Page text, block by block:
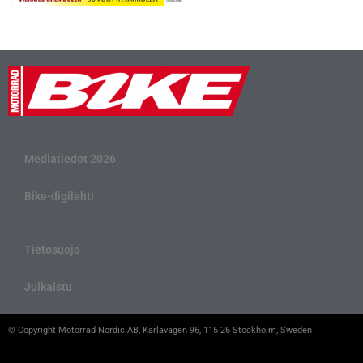
Mediatiedot 2026
Bike-digilehti
Tietosuoja
Julkaistu
© Copyright Motorrad Nordic AB, Karlavägen 96, 115 26 Stockholm, Sweden